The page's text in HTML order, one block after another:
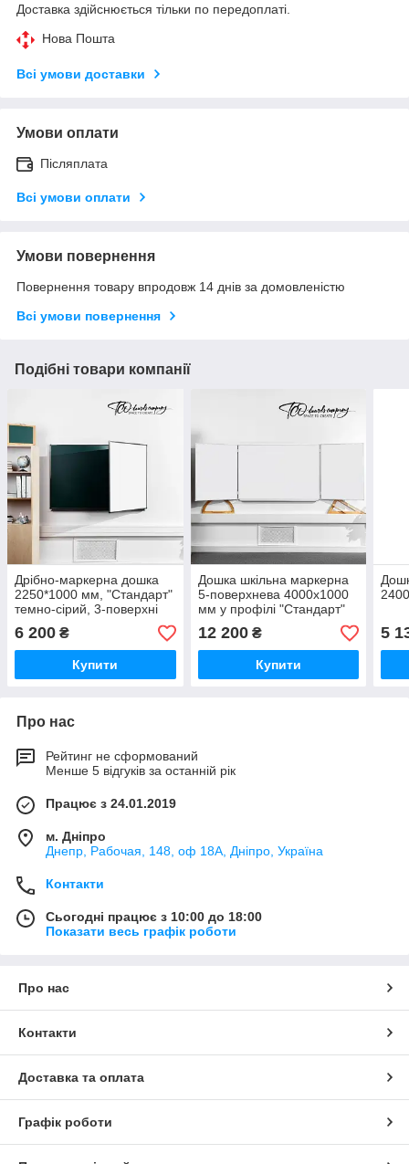
Доставка здійснюється тільки по передоплаті.
Нова Пошта
Всі умови доставки
Умови оплати
Післяплата
Всі умови оплати
Умови повернення
Повернення товару впродовж 14 днів за домовленістю
Всі умови повернення
Подібні товари компанії
Дрібно-маркерна дошка
2250*1000 мм, "Стандарт"
темно-сірий, 3-поверхні
6 200 ₴
Купити
Дошка шкільна маркерна
5-поверхнева 4000х1000
мм у профілі "Стандарт"
12 200₴
Купити
5
Про нас
Рейтинг не сформований
Менше 5 відгуків за останній рік
Працює з 24.01.2019
м. Дніпро
Днепр, Рабочая, 148, оф 18А, Дніпро, Україна
Контакти
Сьогодні працює з 10:00 до 18:00
Показати весь графік роботи
Про нас
Контакти
Доставка та оплата
Графік роботи